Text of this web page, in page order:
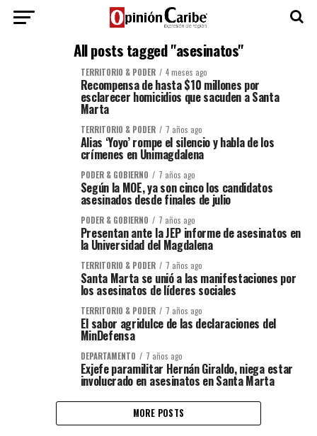
All posts tagged "asesinatos"
TERRITORIO & PODER 4 meses ago
Recompensa de hasta $10 millones por
esclarecer homicidios que sacuden a Santa
Marta
TERRITORIO & PODER 7 años ago
Alias ‘Yoyo’ rompe el silencio y habla de los
crímenes en Unimagdalena
PODER & GOBIERNO 7 años ago
Según la MOE, ya son cinco los candidatos
asesinados desde finales de julio
PODER & GOBIERNO 7 años ago
Presentan ante la JEP informe de asesinatos en
la Universidad del Magdalena
TERRITORIO & PODER 7 años ago
Santa Marta se unió a las manifestaciones por
los asesinatos de líderes sociales
TERRITORIO & PODER 7 años ago
El sabor agridulce de las declaraciones del
MinDefensa
DEPARTAMENTO 7 años ago
Exjefe paramilitar Hernán Giraldo, niega estar
involucrado en asesinatos en Santa Marta
MORE POSTS